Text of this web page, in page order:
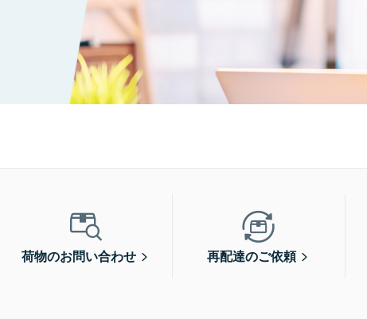
荷物のお問い合わせ 再配達のご依頼